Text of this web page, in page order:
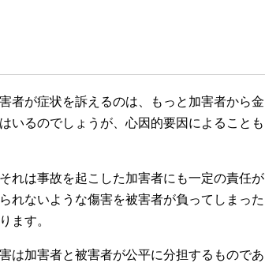
者が症状を訴えるのは、もっと加害者から金
いるのでしょうが、心因的要因によることも
れは事故を起こした加害者にも一定の責任が
れないような傷害を被害者が負ってしまった
ます。
は加害者と被害者が公平に分担するものであ